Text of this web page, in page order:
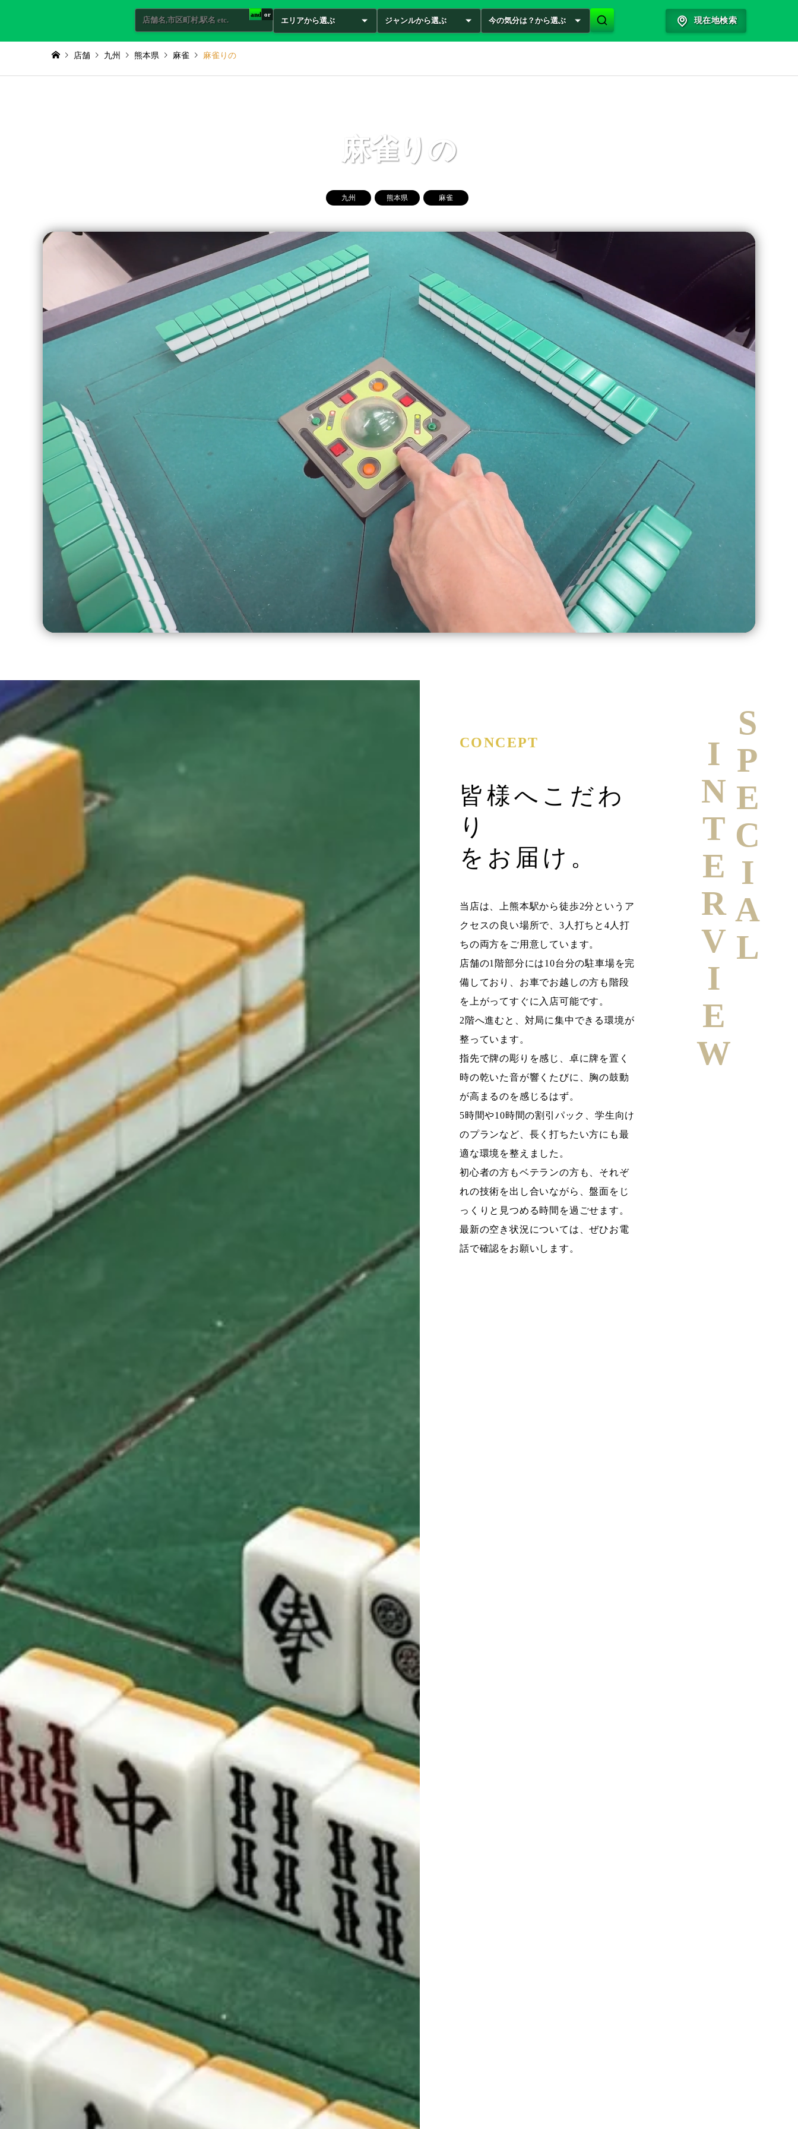
and or
エリアから選ぶ ジャンルから選ぶ 今の気分は？から選ぶ 現在地検索
店舗 九州 熊本県 麻雀 麻雀りの
麻雀りの
九州 熊本県 麻雀
CONCEPT
皆様へこだわ
り
をお届け。
当店は、上熊本駅から徒歩2分というア
クセスの良い場所で、3人打ちと4人打
ちの両方をご用意しています。
店舗の1階部分には10台分の駐車場を完
備しており、お車でお越しの方も階段
を上がってすぐに入店可能です。
2階へ進むと、対局に集中できる環境が
整っています。
指先で牌の彫りを感じ、卓に牌を置く
時の乾いた音が響くたびに、胸の鼓動
が高まるのを感じるはず。
5時間や10時間の割引パック、学生向け
のプランなど、長く打ちたい方にも最
適な環境を整えました。
初心者の方もベテランの方も、それぞ
れの技術を出し合いながら、盤面をじ
っくりと見つめる時間を過ごせます。
最新の空き状況については、ぜひお電
話で確認をお願いします。
SPECIAL
INTERVIEW